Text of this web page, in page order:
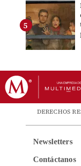
DERECHOS
Newsletters
Contáctanos